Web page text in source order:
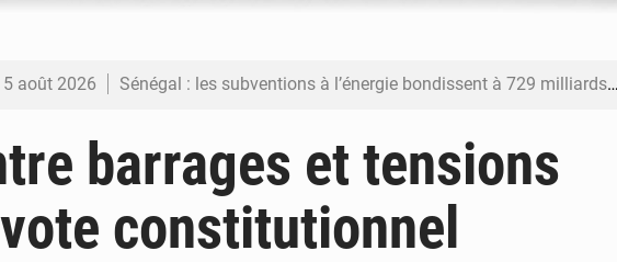
août 2026 Sénégal : les subventions à l’énergie bondissent à 729 milliards FCFA pour contenir les prix des carburants et de l’électricité
août 2026 Sénégal : Ousmane Diagne prêtera serment le 11 août comme président du Conseil constitutionnel
5 août 2026 Pétrole : le Sénégal clarifie les revenus tirés du champ de Sangomar et réfute les accusations sur un faible retour financier
barrages et tensions
constitutionnel